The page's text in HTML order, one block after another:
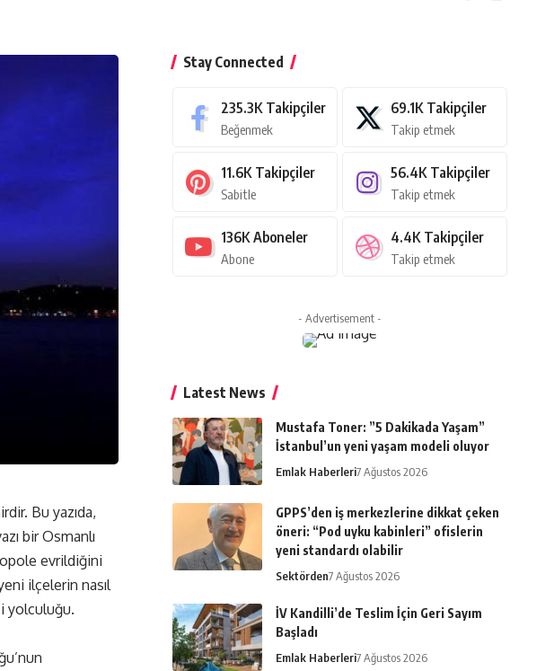
Bu yazıda,
bir Osmanlı
evrildiğini
ilçelerin nasıl
yolculuğu.
Stay Connected
235.3K Takipçiler
Beğenmek
69.1K Takipçiler
Takip etmek
11.6K Takipçiler
Sabitle
56.4K Takipçiler
Takip etmek
136K Aboneler
Abone
4.4K Takipçiler
Takip etmek
- Advertisement -
Latest News
Mustafa Toner: ”5 Dakikada Yaşam”
İstanbul’un yeni yaşam modeli oluyor
Emlak Haberleri7 Ağustos 2026
GPPS’den iş merkezlerine dikkat çeken
öneri: “Pod uyku kabinleri” ofislerin
yeni standardı olabilir
Sektörden7 Ağustos 2026
İV Kandilli’de Teslim İçin Geri Sayım
Başladı
Emlak Haberleri7 Ağustos 2026